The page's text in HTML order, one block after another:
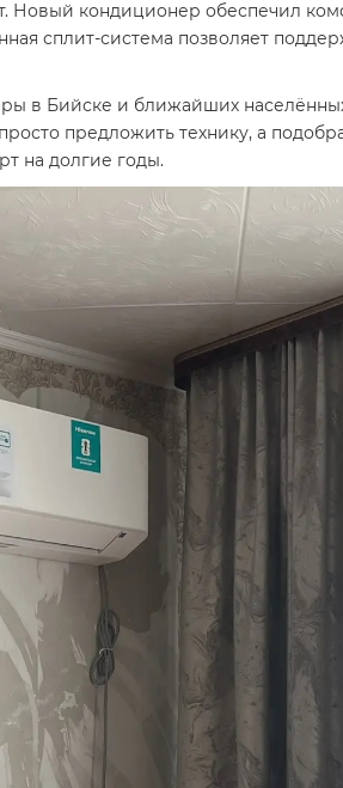
Новый кондиционер обеспечил
сплит-система позволяет
в Бийске и ближайших
предложить технику, а
на долгие годы.